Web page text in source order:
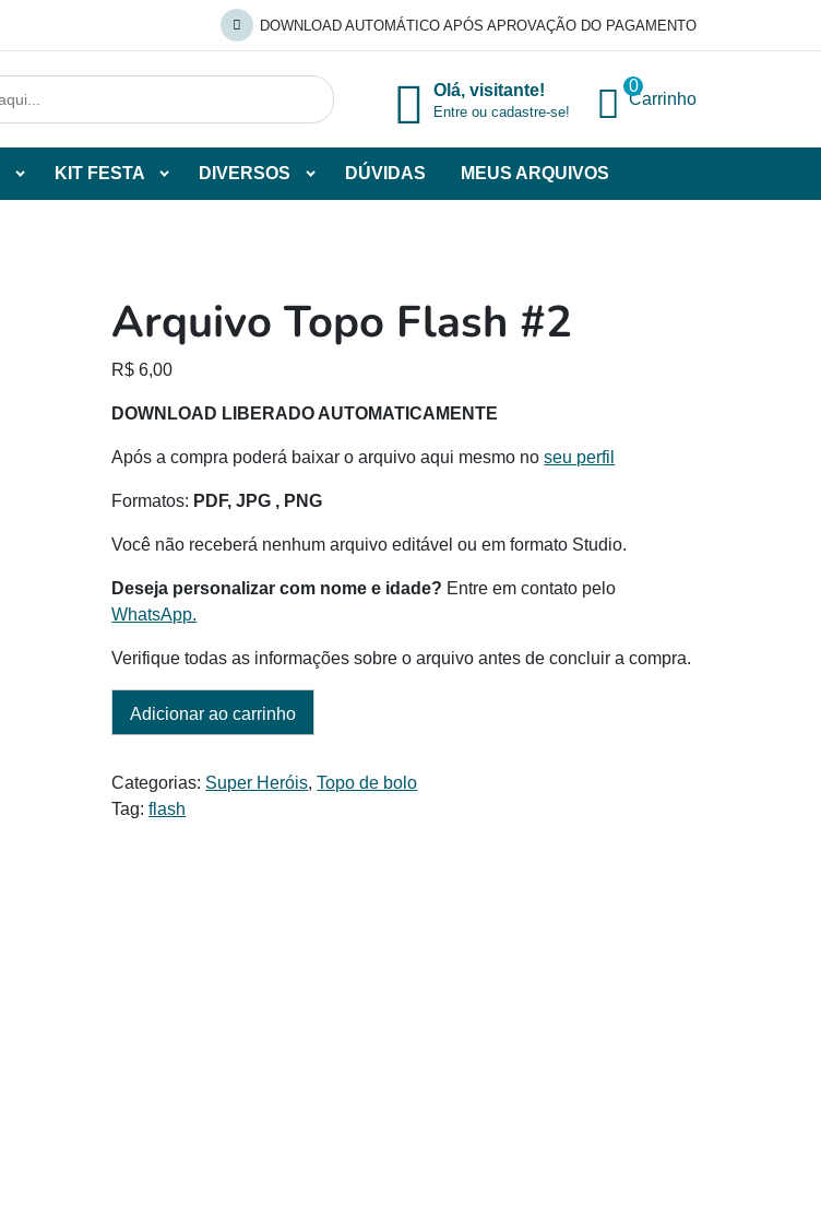
DOWNLOAD AUTOMÁTICO APÓS APROVAÇÃO DO PAGAMENTO
Olá, visitante!
Entre ou cadastre-se!
0
Carrinho
KIT FESTA DIVERSOS DÚVIDAS MEUS ARQUIVOS
Arquivo Topo Flash #2
R$ 6,00
DOWNLOAD LIBERADO AUTOMATICAMENTE
Após a compra poderá baixar o arquivo aqui mesmo noseu perfil
Formatos: PDF, JPG , PNG
Você não receberá nenhum arquivo editável ou em formato Studio.
Deseja personalizar com nome e idade? Entre em contato pelo
WhatsApp.
Verifique todas as informações sobre o arquivo antes de concluir a compra.
Adicionar ao carrinho
Categorias: Super Heróis,Topo de bolo
Tag:flash